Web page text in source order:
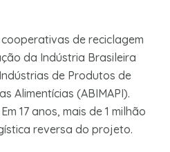
de reciclagem
da Indústria Brasileira
de Produtos de
Alimentícias (ABIMAPI).
17 anos, mais de 1 milhão
reversa do projeto.